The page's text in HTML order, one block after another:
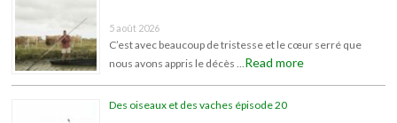
5 août 2026
C’est avec beaucoup de tristesse et le cœur serré que
nous avons appris le décès … Read more
Des oiseaux et des vaches épisode 20